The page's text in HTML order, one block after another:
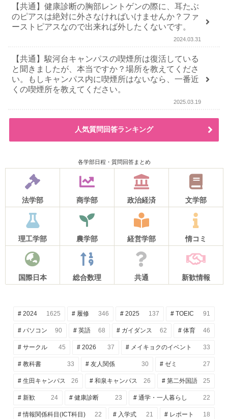
【共通】健康診断の胸部レントゲンの際に、耳たぶ
のピアスは絶対に外さなければいけませんか？ファ
ーストピアスなので出来れば外したくないです。
2024.03.31
【共通】駿河台キャンパスの喫煙所は復活している
と聞きましたが、本当ですか？場所を教えてくださ
い。もしキャンパス内に喫煙所はないなら、一番近
くの喫煙所を教えてください。
2025.03.19
人気質問回答ランキング
各学部日程・質問回答まとめ
法学部 商学部 政治経済 文学部
理工学部 農学部 経営学部 情コミ
国際日本 総合数理 共通 新歓情報
2024 1625 履修 346 2025 137 TOEIC 91
パソコン 90 英語 68 ガイダンス 62 体育 46
サークル 45 2026 37 メイキョクのイベント 33
教科書 33 友人関係 30 ゼミ 27
生田キャンパス 26 和泉キャンパス 26 第二外国語 25
新歓 24 健康診断 23 通学・一人暮らし 22
情報関係科目(ICT科目) 22 入学式 21 レポート 18